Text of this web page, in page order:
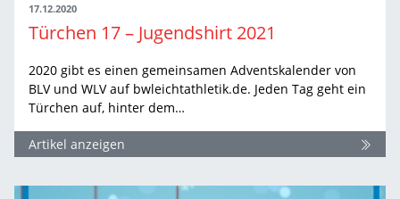
17.12.2020
Türchen 17 – Jugendshirt 2021
2020 gibt es einen gemeinsamen Adventskalender von
BLV und WLV auf bwleichtathletik.de. Jeden Tag geht ein
Türchen auf, hinter dem…
Artikel anzeigen